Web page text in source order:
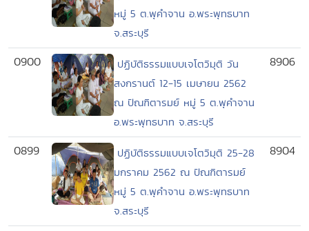
หมู่ 5 ต.พุคำจาน อ.พระพุทธบาท
จ.สระบุรี
0900
ปฏิบัติธรรมแบบเจโตวิมุติ วัน
สงกรานต์ 12-15 เมษายน 2562
ณ ปัณฑิตารมย์ หมู่ 5 ต.พุคำจาน
อ.พระพุทธบาท จ.สระบุรี
8906
0899
ปฏิบัติธรรมแบบเจโตวิมุติ 25-28
มกราคม 2562 ณ ปัณฑิตารมย์
หมู่ 5 ต.พุคำจาน อ.พระพุทธบาท
จ.สระบุรี
8904